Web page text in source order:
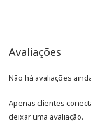
Avaliações
Não há avaliações
Apenas clientes
deixar uma avaliação.